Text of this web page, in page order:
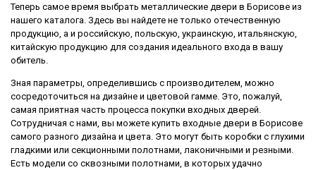
Теперь самое время выбрать металлические двери в Борисове из
нашего каталога. Здесь вы найдете не только отечественную
продукцию, а и российскую, польскую, украинскую, итальянскую,
китайскую продукцию для создания идеального входа в вашу
обитель.
Зная параметры, определившись с производителем, можно
сосредоточиться на дизайне и цветовой гамме. Это, пожалуй,
самая приятная часть процесса покупки входных дверей.
Сотрудничая с нами, вы можете купить входные двери в Борисове
самого разного дизайна и цвета. Это могут быть коробки с глухими
гладкими или секционными полотнами, лаконичными и резными.
Есть модели со сквозными полотнами, в которых удачно